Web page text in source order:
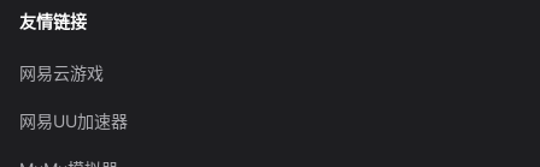
友情链接
网易云游戏
网易UU加速器